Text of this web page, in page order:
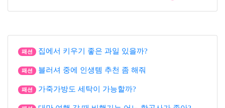
패션 집에서 키우기 좋은 과일 있을까?
패션 블러셔 중에 인생템 추천 좀 해줘
패션 가죽가방도 세탁이 가능할까?